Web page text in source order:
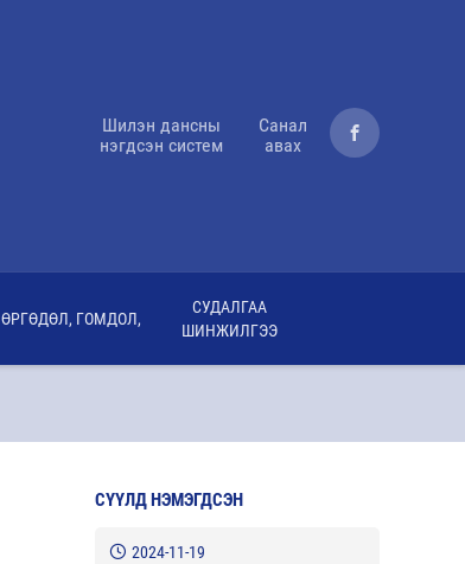
Шилэн дансны
нэгдсэн систем
Санал
авах
ӨРГӨДӨЛ, ГОМДОЛ,
СУДАЛГАА
ШИНЖИЛГЭЭ
СҮҮЛД НЭМЭГДСЭН
2024-11-19